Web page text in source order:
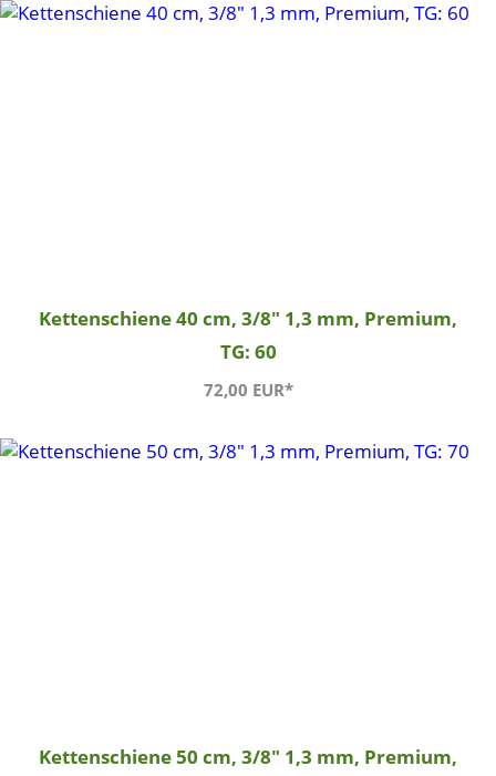
Kettenschiene 40 cm, 3/8" 1,3 mm, Premium,
TG: 60
72,00 EUR*
Kettenschiene 50 cm, 3/8" 1,3 mm, Premium,